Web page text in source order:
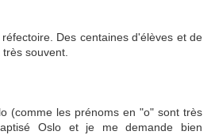
Des centaines d'élèves et de
souvent.
(comme les prénoms en "o" sont très
Oslo et je me demande bien